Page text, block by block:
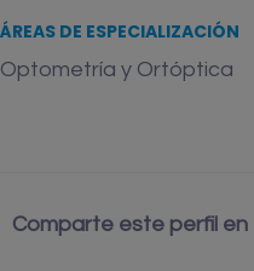
ÁREAS DE ESPECIALIZACIÓN
Optometría y Ortóptica
Comparte este perfil en